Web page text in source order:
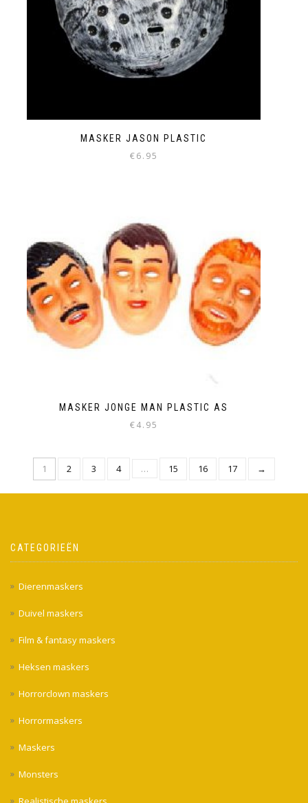
MASKER JASON PLASTIC
€6.95
MASKER JONGE MAN PLASTIC AS
€4.95
1 2 3 4 … 15 16 17 →
CATEGORIEËN
Dierenmaskers
Duivel maskers
Film & fantasy maskers
Heksen maskers
Horrorclown maskers
Horrormaskers
Maskers
Monsters